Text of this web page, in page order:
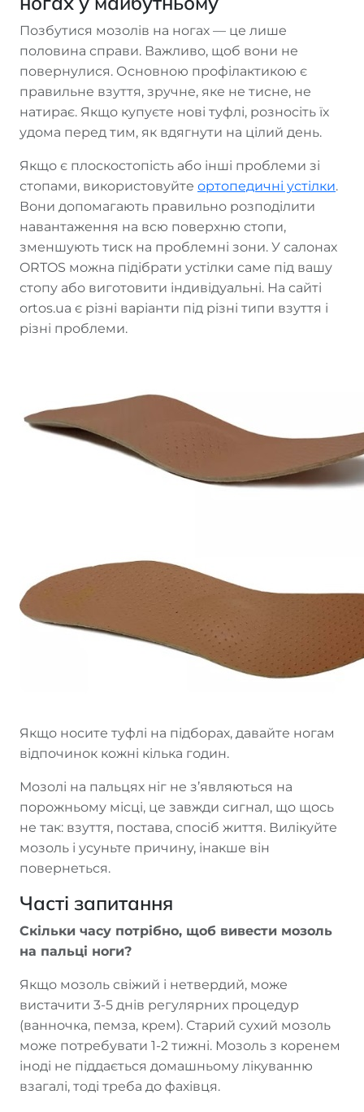
Позбутися мозолів на ногах — це лише
половина справи. Важливо, щоб вони не
повернулися. Основною профілактикою є
правильне взуття, зручне, яке не тисне, не
натирає. Якщо купуєте нові туфлі, розносіть їх
удома перед тим, як вдягнути на цілий день.
Якщо є плоскостопість або інші проблеми зі
стопами, використовуйте ортопедичні устілки.
Вони допомагають правильно розподілити
навантаження на всю поверхню стопи,
зменшують тиск на проблемні зони. У салонах
ORTOS можна підібрати устілки саме під вашу
стопу або виготовити індивідуальні. На сайті
ortos.ua є різні варіанти під різні типи взуття і
різні проблеми.
Якщо носите туфлі на підборах, давайте ногам
відпочинок кожні кілька годин.
Мозолі на пальцях ніг не з’являються на
порожньому місці, це завжди сигнал, що щось
не так: взуття, постава, спосіб життя. Вилікуйте
мозоль і усуньте причину, інакше він
повернеться.
Часті запитання
Скільки часу потрібно, щоб вивести мозоль
на пальці ноги?
Якщо мозоль свіжий і нетвердий, може
вистачити 3-5 днів регулярних процедур
(ванночка, пемза, крем). Старий сухий мозоль
може потребувати 1-2 тижні. Мозоль з коренем
іноді не піддається домашньому лікуванню
взагалі, тоді треба до фахівця.